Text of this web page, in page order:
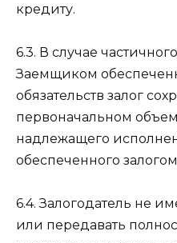
кредиту.
6.3. В случае
Заемщиком
обязательств залог
первоначальном
надлежащего
обеспеченного залогом
6.4. Залогодатель не
или передавать